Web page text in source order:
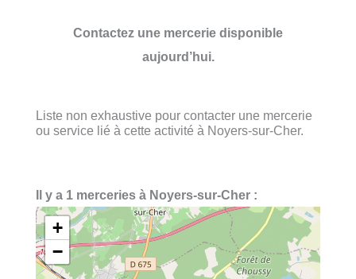
Contactez une mercerie disponible
aujourd’hui.
Liste non exhaustive pour contacter une mercerie
ou service lié à cette activité à Noyers-sur-Cher.
Il y a 1 merceries à Noyers-sur-Cher :
+
−